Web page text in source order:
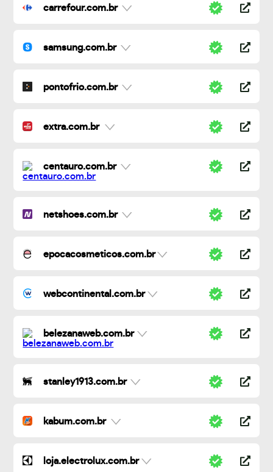
carrefour.com.br
samsung.com.br
pontofrio.com.br
extra.com.br
centauro.com.br
netshoes.com.br
epocacosmeticos.com.br
webcontinental.com.br
belezanaweb.com.br
stanley1913.com.br
kabum.com.br
loja.electrolux.com.br